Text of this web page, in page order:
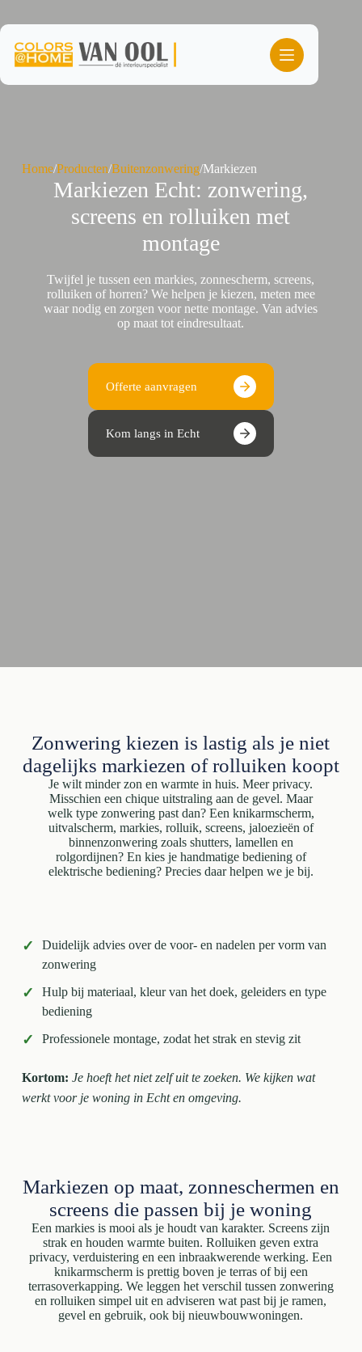
de
inhoud
Home/Producten/Buitenzonwering/Markiezen
Markiezen Echt: zonwering,
screens en rolluiken met
montage
Twijfel je tussen een markies, zonnescherm, screens,
rolluiken of horren? We helpen je kiezen, meten mee
waar nodig en zorgen voor nette montage. Van advies
op maat tot eindresultaat.
Offerte aanvragen
Kom langs in Echt
Zonwering kiezen is lastig als je niet
dagelijks markiezen of rolluiken koopt
Je wilt minder zon en warmte in huis. Meer privacy.
Misschien een chique uitstraling aan de gevel. Maar
welk type zonwering past dan? Een knikarmscherm,
uitvalscherm, markies, rolluik, screens, jaloezieën of
binnenzonwering zoals shutters, lamellen en
rolgordijnen? En kies je handmatige bediening of
elektrische bediening? Precies daar helpen we je bij.
✓
Duidelijk advies over de voor- en nadelen per vorm van
zonwering
✓
Hulp bij materiaal, kleur van het doek, geleiders en type
bediening
✓ Professionele montage, zodat het strak en stevig zit
Kortom: Je hoeft het niet zelf uit te zoeken. We kijken wat
werkt voor je woning in Echt en omgeving.
Markiezen op maat, zonneschermen en
screens die passen bij je woning
Een markies is mooi als je houdt van karakter. Screens zijn
strak en houden warmte buiten. Rolluiken geven extra
privacy, verduistering en een inbraakwerende werking. Een
knikarmscherm is prettig boven je terras of bij een
terrasoverkapping. We leggen het verschil tussen zonwering
en rolluiken simpel uit en adviseren wat past bij je ramen,
gevel en gebruik, ook bij nieuwbouwwoningen.